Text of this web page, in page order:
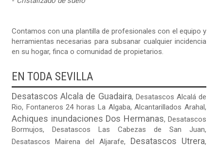
Contamos con una plantilla de profesionales con el equipo y
herramientas necesarias para subsanar cualquier incidencia
en su hogar, finca o comunidad de propietarios.
EN TODA SEVILLA
Desatascos Alcala de Guadaira, Desatascos Alcalá de
Rio, Fontaneros 24 horas La Algaba,Alcantarillados Arahal,
Achiques inundaciones Dos Hermanas, Desatascos
Bormujos, Desatascos Las Cabezas de San Juan,
Desatascos Mairena del Aljarafe, Desatascos Utrera,